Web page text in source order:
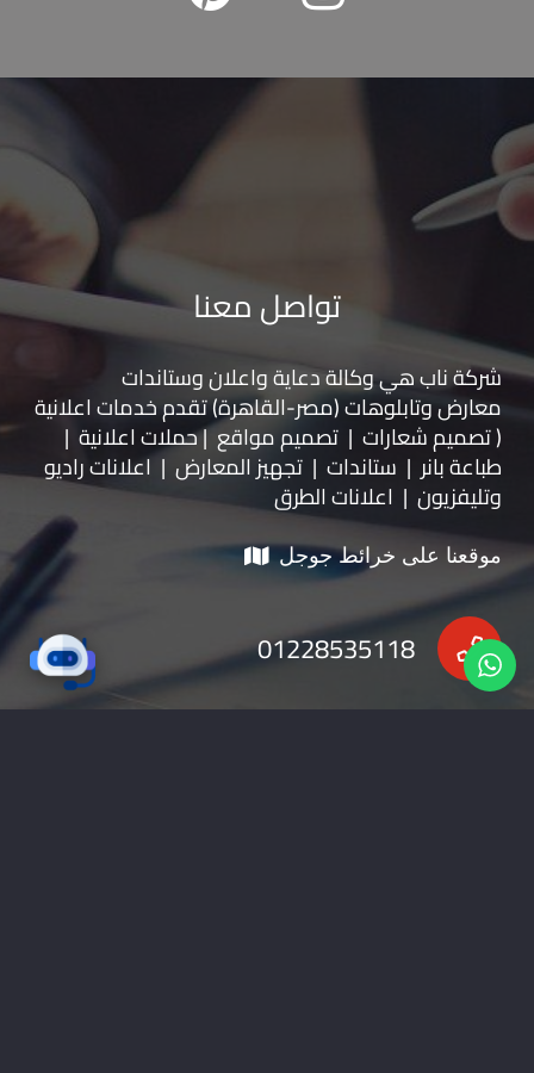
تواصل معنا
شركة ناب هي وكالة دعاية واعلان وستاندات
معارضوتابلوهات(مصر-القاهرة) تقدم خدمات اعلانية
( تصميم شعارات | تصميم مواقع | حملات اعلانية |
طباعة بانر | ستاندات | تجهيز المعارض | اعلانات راديو
وتليفزيون | اعلانات الطرق
موقعنا على خرائط جوجل
01228535118